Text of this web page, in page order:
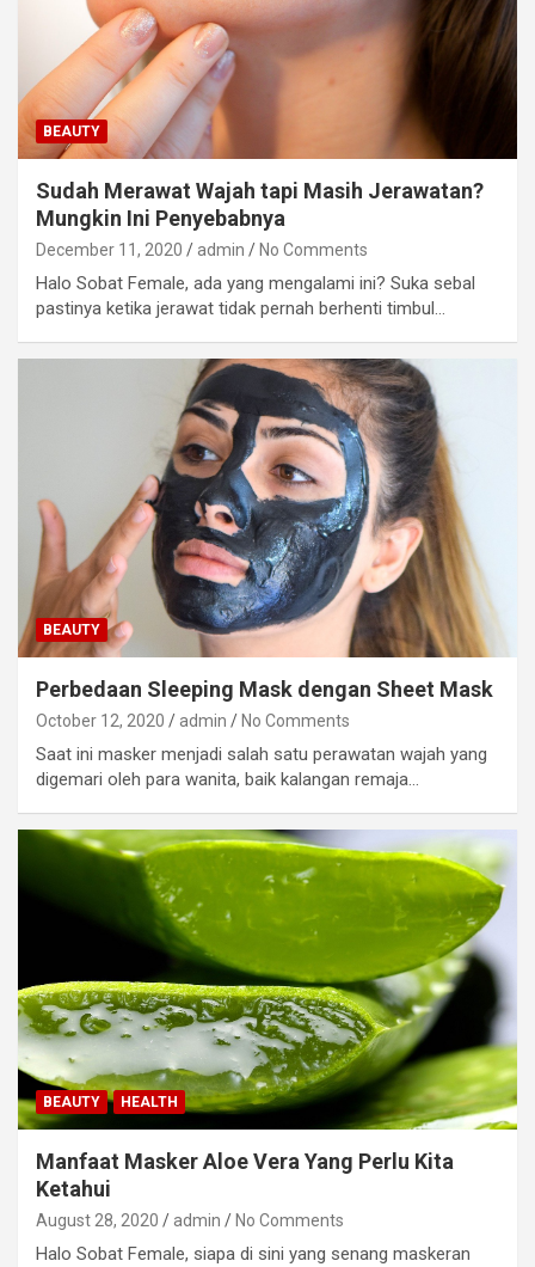
BEAUTY
Sudah Merawat Wajah tapi Masih Jerawatan?
Mungkin Ini Penyebabnya
December 11, 2020 admin No Comments
Halo Sobat Female, ada yang mengalami ini? Suka sebal
pastinya ketika jerawat tidak pernah berhenti timbul…
BEAUTY
Perbedaan Sleeping Mask dengan Sheet Mask
October 12, 2020 admin No Comments
Saat ini masker menjadi salah satu perawatan wajah yang
digemari oleh para wanita, baik kalangan remaja…
BEAUTY HEALTH
Manfaat Masker Aloe Vera Yang Perlu Kita
Ketahui
August 28, 2020 admin No Comments
Halo Sobat Female, siapa di sini yang senang maskeran